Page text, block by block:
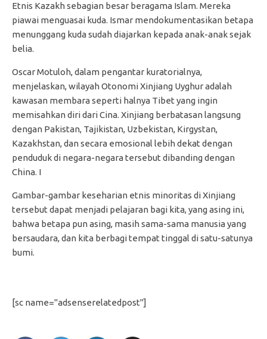
Etnis Kazakh sebagian besar beragama Islam. Mereka
piawai menguasai kuda. Ismar mendokumentasikan betapa
menunggang kuda sudah diajarkan kepada anak-anak sejak
belia.
Oscar Motuloh, dalam pengantar kuratorialnya,
menjelaskan, wilayah Otonomi Xinjiang Uyghur adalah
kawasan membara seperti halnya Tibet yang ingin
memisahkan diri dari Cina. Xinjiang berbatasan langsung
dengan Pakistan, Tajikistan, Uzbekistan, Kirgystan,
Kazakhstan, dan secara emosional lebih dekat dengan
penduduk di negara-negara tersebut dibanding dengan
China. I
Gambar-gambar keseharian etnis minoritas di Xinjiang
tersebut dapat menjadi pelajaran bagi kita, yang asing ini,
bahwa betapa pun asing, masih sama-sama manusia yang
bersaudara, dan kita berbagi tempat tinggal di satu-satunya
bumi.
[sc name="adsenserelatedpost"]